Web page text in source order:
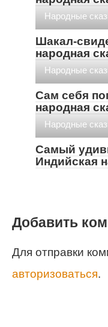
Народные
Шакал-
народная
Народные
Сам себя
народная
Народные
Самый
Индийская
Добавить
Для отправки
авторизоваться.